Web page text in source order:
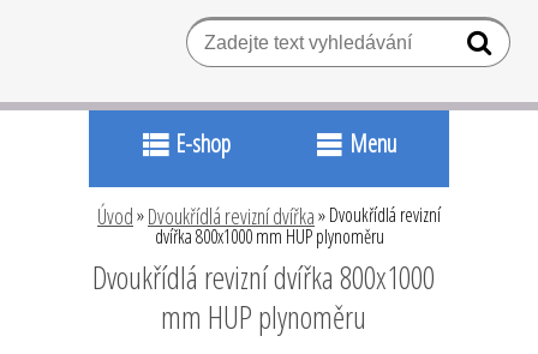
E-shop Menu
Úvod»Dvoukřídlá revizní dvířka»Dvoukřídlá revizní
dvířka 800x1000 mm HUP plynoměru
Dvoukřídlá revizní dvířka 800x1000
mm HUP plynoměru